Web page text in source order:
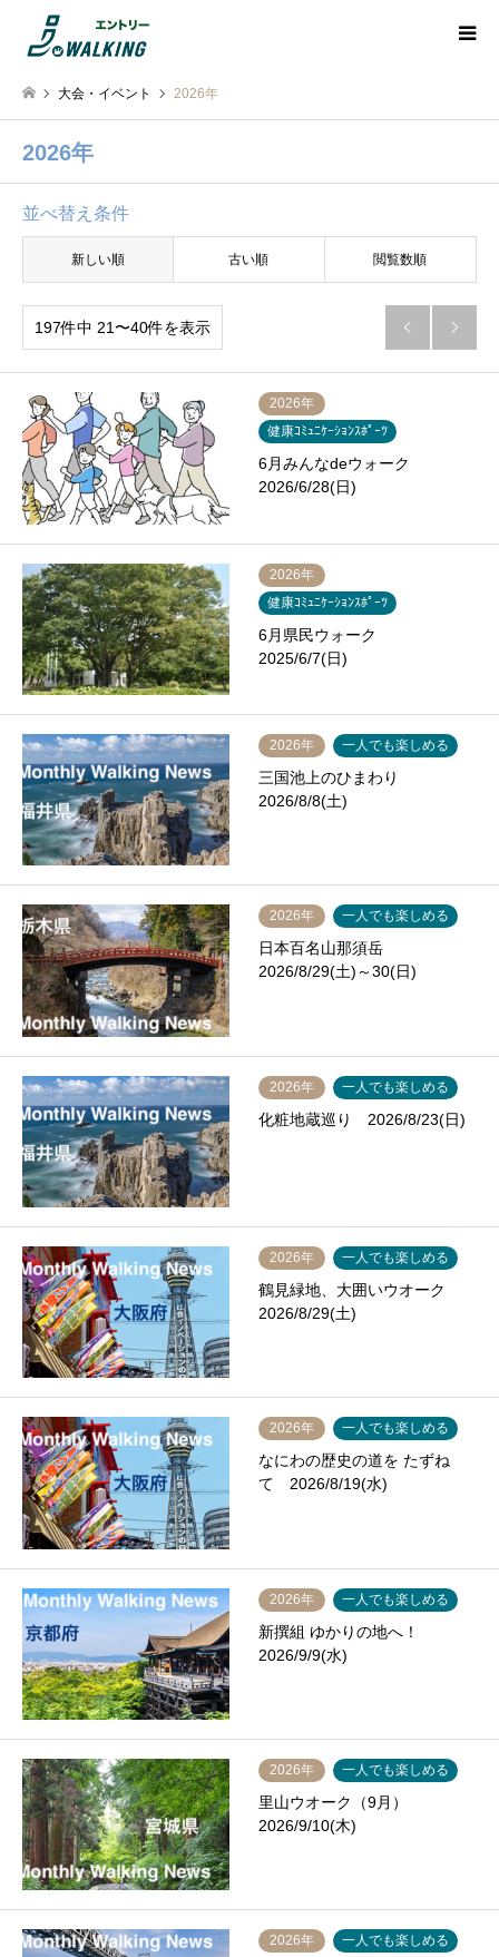
大会・イベント 2026年
2026年
並べ替え条件
新しい順 古い順 閲覧数順
197件中 21〜40件を表示  
2026年
健康ｺﾐｭﾆｹｰｼｮﾝｽﾎﾟｰﾂ
6月みんなdeウォーク
2026/6/28(日)
2026年
健康ｺﾐｭﾆｹｰｼｮﾝｽﾎﾟｰﾂ
6月県民ウォーク
2025/6/7(日)
2026年 一人でも楽しめる
三国池上のひまわり
2026/8/8(土)
2026年 一人でも楽しめる
日本百名山那須岳
2026/8/29(土)～30(日)
2026年 一人でも楽しめる
化粧地蔵巡り 2026/8/23(日)
2026年 一人でも楽しめる
鶴見緑地、大囲いウオーク
2026/8/29(土)
2026年 一人でも楽しめる
なにわの歴史の道を たずね
て 2026/8/19(水)
2026年 一人でも楽しめる
新撰組 ゆかりの地へ！
2026/9/9(水)
2026年 一人でも楽しめる
里山ウオーク（9月）
2026/9/10(木)
2026年 一人でも楽しめる